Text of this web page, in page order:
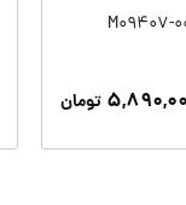
تومان